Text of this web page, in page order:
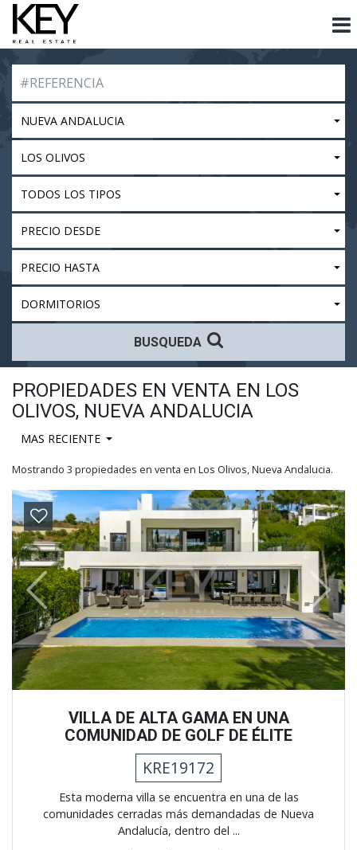
NUEVA ANDALUCIA
LOS OLIVOS
TODOS LOS TIPOS
PRECIO DESDE
PRECIO HASTA
DORMITORIOS
BUSQUEDA
PROPIEDADES EN VENTA EN LOS
OLIVOS, NUEVA ANDALUCIA
MAS RECIENTE
Mostrando 3 propiedades en venta en Los Olivos, Nueva Andalucia.
Previous Next
VILLA DE ALTA GAMA EN UNA
COMUNIDAD DE GOLF DE ÉLITE
KRE19172
Esta moderna villa se encuentra en una de las
comunidades cerradas más demandadas de Nueva
Andalucía, dentro del ...